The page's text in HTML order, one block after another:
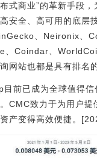
式商业”的革新手段
安全、高可用的底层
、Neironix、
、Coindar、
网站也都是具有排名
前已成为全球值得信
CMC致力于为用户提
产变得高效便捷。